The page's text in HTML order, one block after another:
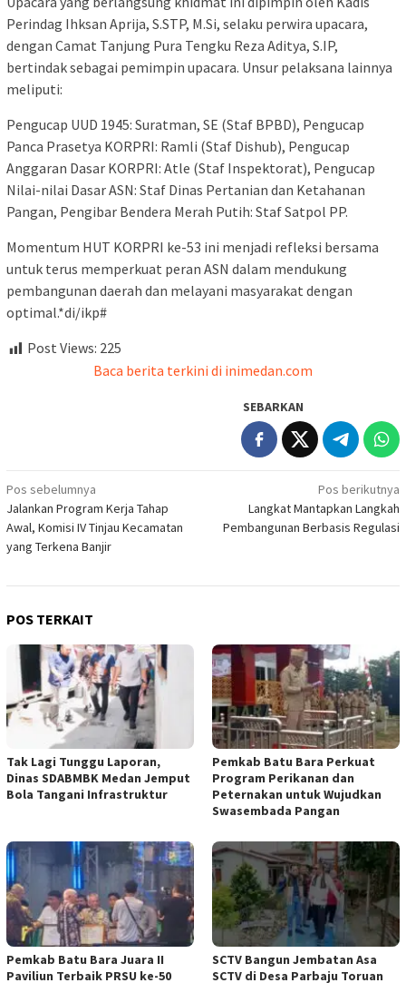
Perindag Ihksan Aprija, S.STP, M.Si, selaku perwira upacara,
dengan Camat Tanjung Pura Tengku Reza Aditya, S.IP,
bertindak sebagai pemimpin upacara. Unsur pelaksana lainnya
meliputi:
Pengucap UUD 1945: Suratman, SE (Staf BPBD), Pengucap
Panca Prasetya KORPRI: Ramli (Staf Dishub), Pengucap
Anggaran Dasar KORPRI: Atle (Staf Inspektorat), Pengucap
Nilai-nilai Dasar ASN: Staf Dinas Pertanian dan Ketahanan
Pangan, Pengibar Bendera Merah Putih: Staf Satpol PP.
Momentum HUT KORPRI ke-53 ini menjadi refleksi bersama
untuk terus memperkuat peran ASN dalam mendukung
pembangunan daerah dan melayani masyarakat dengan
optimal.*di/ikp#
Post Views: 225
Baca berita terkini di inimedan.com
SEBARKAN
Navigasi
pos
Pos sebelumnya
Jalankan Program Kerja Tahap
Awal, Komisi IV Tinjau Kecamatan
yang Terkena Banjir
Pos berikutnya
Langkat Mantapkan Langkah
Pembangunan Berbasis Regulasi
POS TERKAIT
Tak Lagi Tunggu Laporan,
Dinas SDABMBK Medan Jemput
Bola Tangani Infrastruktur
Pemkab Batu Bara Perkuat
Program Perikanan dan
Peternakan untuk Wujudkan
Swasembada Pangan
Pemkab Batu Bara Juara II
Paviliun Terbaik PRSU ke-50
SCTV Bangun Jembatan Asa
SCTV di Desa Parbaju Toruan